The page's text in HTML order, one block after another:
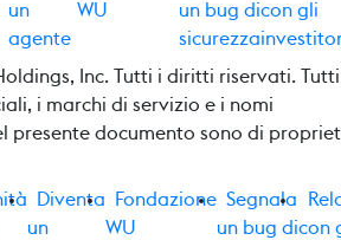
un
agente
WU
un bug di
sicurezza
con gli
Inc. Tutti i diritti riservati.
i marchi di servizio e i nomi
presente documento sono di
Diventa
un
Fondazione
WU
Segnala
un bug dicon